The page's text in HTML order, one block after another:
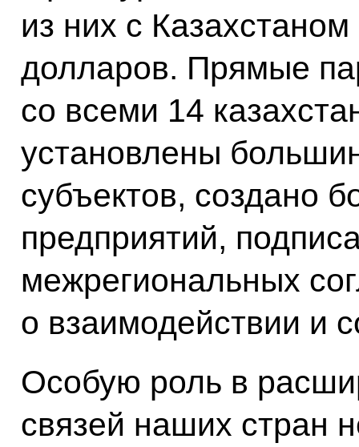
из них с
долларов. Прямые
со всеми 14
установлены
субъектов, создано
предприятий,
межрегиональных
о взаимодействии и
Особую роль в
связей наших стран